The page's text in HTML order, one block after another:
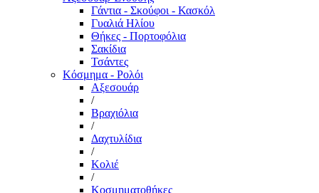
Γάντια - Σκούφοι - Κασκόλ
Γυαλιά Ηλίου
Θήκες - Πορτοφόλια
Σακίδια
Τσάντες
Κόσμημα - Ρολόι
Αξεσουάρ
/
Βραχιόλια
/
Δαχτυλίδια
/
Κολιέ
/
Κοσμηματοθήκες